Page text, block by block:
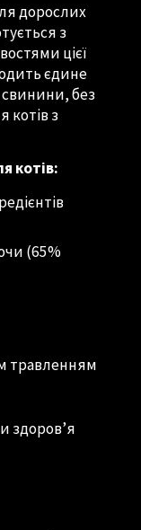
дорослих
з
цієї
єдине
свинини, без
котів з
котів:
(65%
травленням
здоров’я